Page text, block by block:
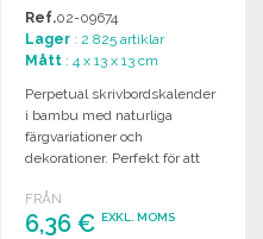
Ref.02-09674
Lager : 2 825 artiklar
Mått : 4 x 13 x 13 cm
Perpetual skrivbordskalender
i bambu med naturliga
färgvariationer och
dekorationer. Perfekt för att
planering.
FRÅN
6,36 €EXKL. MOMS